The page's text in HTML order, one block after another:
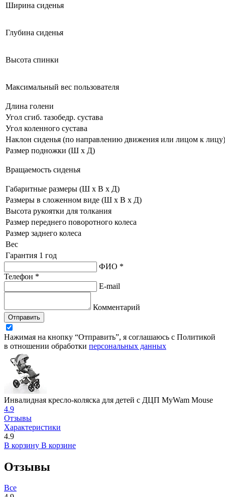
Ширина сиденья
Глубина сиденья
Высота спинки
Максимальный вес пользователя
Длина голени
Угол сгиб. тазобедр. сустава
Угол коленного сустава
Наклон сиденья (по направлению движения или лицом к лицу)
Размер подножки (Ш х Д)
Вращаемость сиденья
Габаритные размеры (Ш х В х Д)
Размеры в сложенном виде (Ш х В х Д)
Высота рукоятки для толкания
Размер переднего поворотного колеса
Размер заднего колеса
Вес
Гарантия 1 год
ФИО *
Телефон *
E-mail
Комментарий
Отправить
Нажимая на кнопку “Отправить”, я соглашаюсь с Политикой
в отношении обработки персональных данных
Инвалидная кресло-коляска для детей с ДЦП MyWam Mouse
4.9
Отзывы
Характеристики
4.9
В корзину В корзине
Отзывы
Все